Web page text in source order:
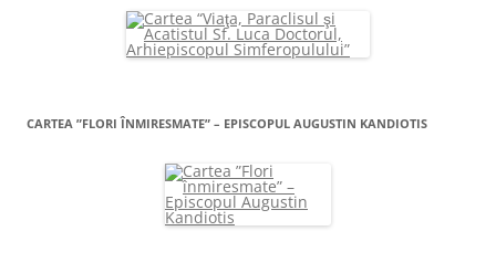
CARTEA ”FLORI ÎNMIRESMATE” – EPISCOPUL AUGUSTIN KANDIOTIS